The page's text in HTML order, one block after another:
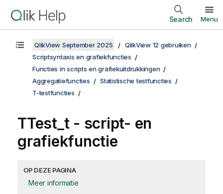
Search Menu
QlikView September 2025
QlikView 12 gebruiken
Scriptsyntaxis en grafiekfuncties
Functies in scripts en grafiekuitdrukkingen
Aggregatiefuncties
Statistische testfuncties
T-testfuncties
TTest_t- script- en
grafiekfunctie
OP DEZE PAGINA
Meer informatie